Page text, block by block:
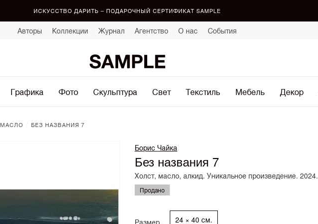
ИСКУССТВО ДАРИТЬ – ПОДАРОЧНЫЙ СЕРТИФИКАТ SAMPLE
Авторы Коллекции Журнал Агентство О нас События
Графика Фото Скульптура Свет Текстиль Мебель Декор
МАСЛО БЕЗ НАЗВАНИЯ 7
Борис Чайка
Без названия 7
Холст, масло, алкид. Уникальное произведение. 2024.
Продано
Размер 24 × 40 см.